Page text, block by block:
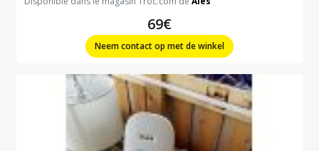
69€
Neem contact op met de winkel